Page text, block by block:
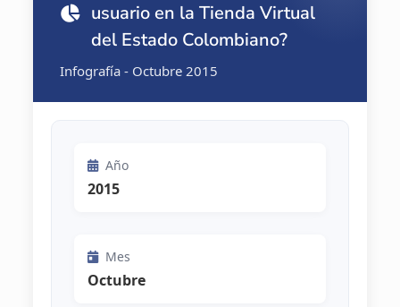
usuario en la Tienda Virtual
del Estado Colombiano?
Infografía - Octubre 2015
Año
2015
Mes
Octubre